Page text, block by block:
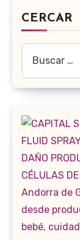
CERCAR